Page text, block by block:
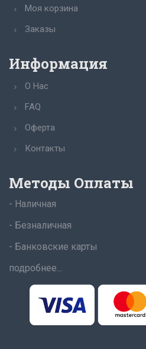
Моя корзина
Заказы
Информация
О Нас
FAQ
Оферта
Контакты
Методы Оплаты
- Наличная
- Безналичная
- Банковские карты
подробнее...